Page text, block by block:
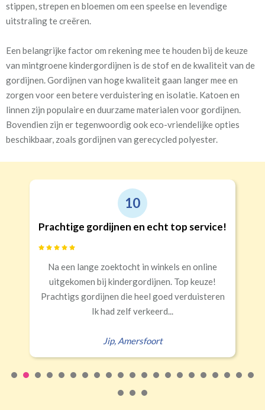
stippen, strepen en bloemen om een speelse en levendige
uitstraling te creëren.
Een belangrijke factor om rekening mee te houden bij de keuze
van mintgroene kindergordijnen is de stof en de kwaliteit van de
gordijnen. Gordijnen van hoge kwaliteit gaan langer mee en
zorgen voor een betere verduistering en isolatie. Katoen en
linnen zijn populaire en duurzame materialen voor gordijnen.
Bovendien zijn er tegenwoordig ook eco-vriendelijke opties
beschikbaar, zoals gordijnen van gerecycled polyester.
9
Goede kwaliteit en service!
Snelle levering, alles netjes aangekomen
Erald,Zeist